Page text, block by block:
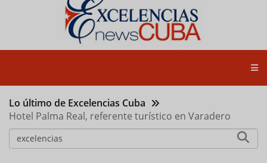
Lo último de Excelencias Cuba
Hotel Palma Real, referente turístico en Varadero